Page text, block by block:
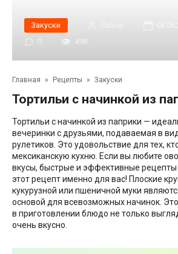
Закуски
0
498
Главная » Рецепты » Закуски
Тортильи с начинкой из
Тортильи с начинкой из паприки —
вечеринки с друзьями, подаваемая в
рулетиков. Это удовольствие для тех,
мексиканскую кухню. Если вы любите
вкусы, быстрые и эффективные рецепты
этот рецепт именно для вас! Плоские
кукурузной или пшеничной муки
основой для всевозможных начинок.
в приготовлении блюдо не только
очень вкусно.